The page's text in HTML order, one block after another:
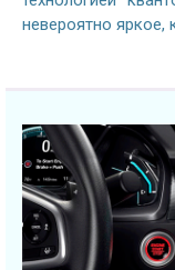
невероятно яркое,